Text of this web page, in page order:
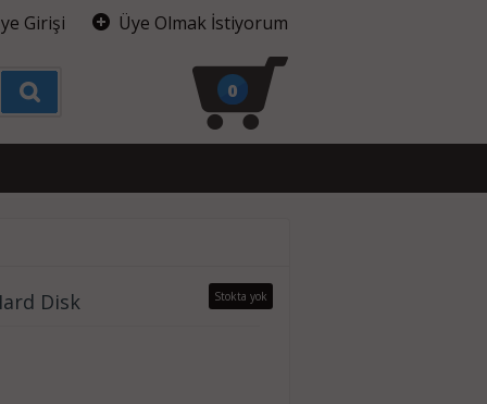
Girişi Üye Olmak İstiyorum
0
Stokta yok
Disk